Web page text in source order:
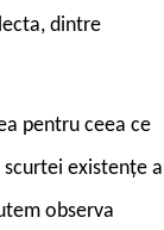
dintre
pentru ceea ce
existențe a
observa